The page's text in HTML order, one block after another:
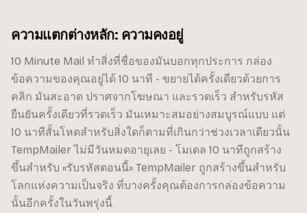
ความแตกต่างหลัก: ความคงอยู่
10 Minute Mail ทำสิ่งที่ชื่อของมันบอกทุกประการ กล่อง
ข้อความของคุณอยู่ได้ 10 นาที - ขยายได้ครั้งเดียวด้วยการ
คลิก มันสะอาด ปราศจากโฆษณา และรวดเร็ว สำหรับรหัส
ยืนยันครั้งเดียวที่รวดเร็ว มันเหมาะสมอย่างสมบูรณ์แบบ แต่
10 นาทีสั้นโหดสำหรับสิ่งใดก็ตามที่เกินกว่าช่วงเวลาเดียวนั้น
TempMailer ไม่มีวันหมดอายุเลย - โมเดล 10 นาทีถูกสร้าง
ขึ้นสำหรับ «รับรหัสตอนนี้» TempMailer ถูกสร้างขึ้นสำหรับ
โลกแห่งความเป็นจริง ที่บางครั้งคุณต้องการกล่องข้อความ
นั้นอีกครั้งในวันพรุ่งนี้